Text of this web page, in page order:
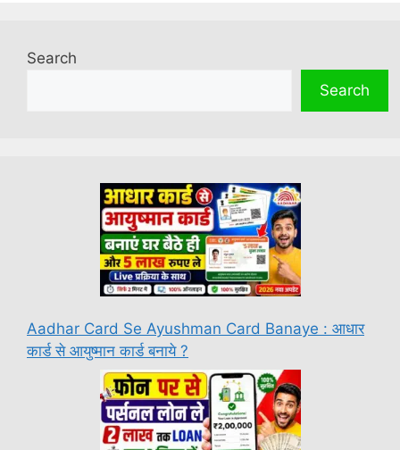
Search
Search
Aadhar Card Se Ayushman Card Banaye : आधार
कार्ड से आयुष्मान कार्ड बनाये ?